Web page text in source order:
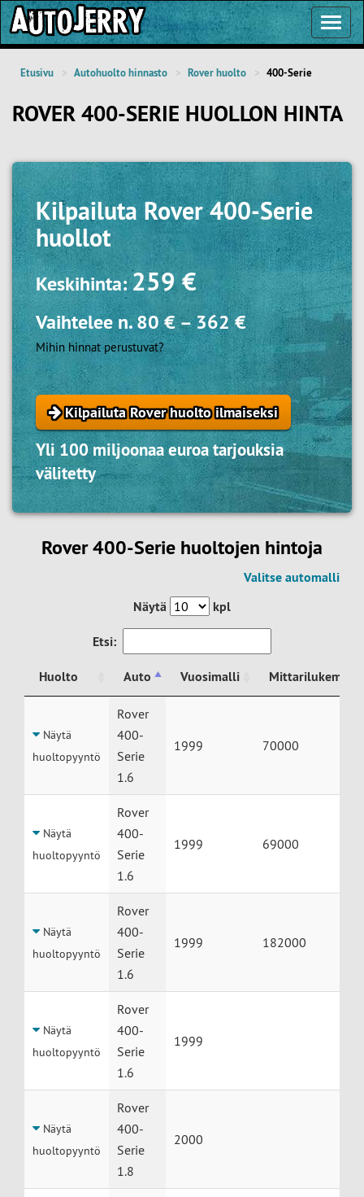
Etusivu Autohuolto hinnasto Rover huolto 400-Serie
ROVER 400-SERIE HUOLLON HINTA
KilpailutaRover 400-Serie
huollot
Keskihinta:259 €
Vaihtelee n.80 €–362 €
Mihin hinnat perustuvat?
Kilpailuta Rover huolto ilmaiseksi
Yli 100 miljoonaa euroa tarjouksia
välitetty
Rover 400-Serie huoltojen hintoja
Valitse automalli
Näytä
kpl
Etsi:
Huolto Auto Vuosimalli
Mittarilukema
Näytä
huoltopyyntö
Rover
400-
Serie
1.6
1999 70000
Näytä
huoltopyyntö
Rover
400-
Serie
1.6
1999 69000
Näytä
huoltopyyntö
Rover
400-
Serie
1.6
1999 182000
Näytä
huoltopyyntö
Rover
400-
Serie
1.6
1999
Näytä
huoltopyyntö
Rover
400-
Serie
1.8
2000